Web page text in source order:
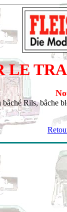
LE
bâché Rils, bâche